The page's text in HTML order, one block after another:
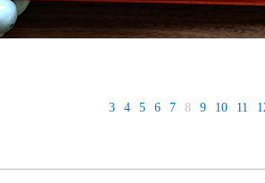
3 4 5 6 7 8 9 10 11